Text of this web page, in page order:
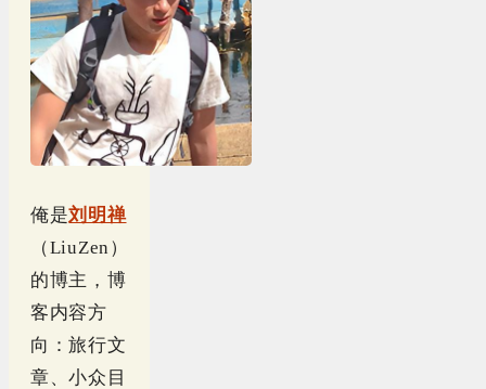
俺是刘明禅
（LiuZen）
的博主，博
客内容方
向：旅行文
章、小众目